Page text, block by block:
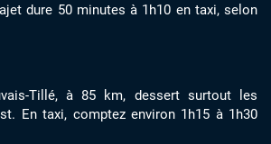
dure 50 minutes à 1h10 en taxi, selon
Tillé, à 85 km, dessert surtout les
En taxi, comptez environ 1h15 à 1h30